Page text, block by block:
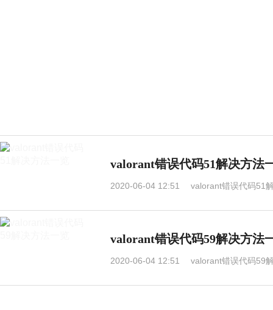
valorant错误代码51解决方法
2020-06-04 12:51 valorant错误代码51
valorant错误代码59解决方法
2020-06-04 12:51 valorant错误代码59